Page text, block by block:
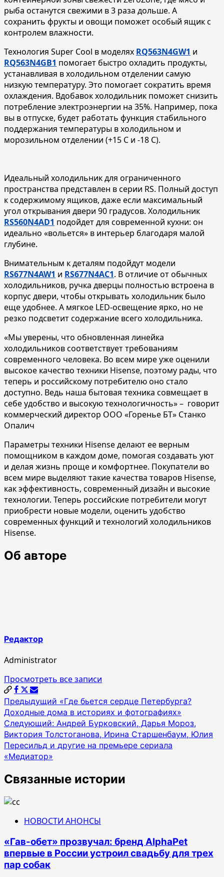
рыба останутся свежими в 3 раза дольше. А
сохранить фрукты и овощи поможет особый ящик с
контролем влажности.
Технология Super Cool в моделях RQ563N4GW1 и
RQ563N4GB1 помогает быстро охладить продукты,
устанавливая в холодильном отделении самую
низкую температуру. Это помогает сократить время
охлаждения. Вдобавок холодильник поможет снизить
потребление электроэнергии на 35%. Например, пока
вы в отпуске, будет работать функция стабильного
поддержания температуры в холодильном и
морозильном отделении (+15 С и -18 С).
Идеальный холодильник для ограниченного
пространства представлен в серии RS. Полный доступ
к содержимому ящиков, даже если максимальный
угол открывания двери 90 градусов. Холодильник
RS560N4AD1 подойдет для современной кухни: он
идеально «вольется» в интерьер благодаря малой
глубине.
Внимательным к деталям подойдут модели
RS677N4AW1 и RS677N4AC1. В отличие от обычных
холодильников, ручка дверцы полностью встроена в
корпус двери, чтобы открывать холодильник было
еще удобнее. А мягкое LED-освещение ярко, но не
резко подсветит содержание всего холодильника.
«Мы уверены, что обновленная линейка
холодильников соответствует требованиям
современного человека. Во всем мире уже оценили
высокое качество техники Hisense, поэтому рады, что
теперь и российскому потребителю оно стало
доступно. Ведь наша бытовая техника совмещает в
себе удобство и высокую технологичность» – говорит
коммерческий директор ООО «Горенье БТ» Станко
Опалич
Параметры техники Hisense делают ее верным
помощником в каждом доме, помогая создавать уют
и делая жизнь проще и комфортнее. Покупатели во
всем мире выделяют такие качества товаров Hisense,
как эффективность, современный дизайн и высокие
технологии. Теперь российские потребители могут
приобрести новые модели, оценить удобство
современных функций и технологий холодильников
Hisense.
Об авторе
Редактор
Administrator
Просмотреть все записи
Навигация
по
записям
Предыдущий «Где бьется сердце Петербурга?
Доходные дома в историях и фотографиях»
Следующий: Андрей Бурковский, Дарья Мороз,
Виктория Толстоганова, Ирина Старшенбаум, Юлия
Пересильд и другие на премьере сериала
«Медиатор»
Связанные истории
НОВОСТИ АНОНСЫ
«Гав-обет» прозвучал: бренд AlphaPet
впервые в России устроил свадьбу для трех
пар собак